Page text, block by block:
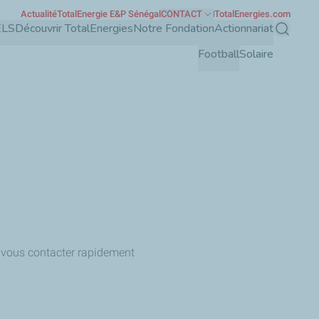
Découvrir TotalEnergiesNotre FondationActionnariat
FootballSolaire
ActualitéTotalEnergie E&P SénégalCONTACT TotalEnergies.com
contacter rapidement